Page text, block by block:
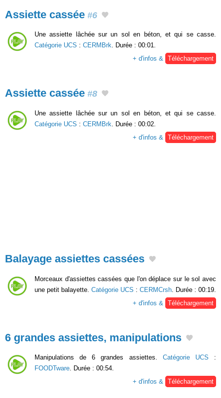
Assiette cassée #6
Une assiette lâchée sur un sol en béton, et qui se casse.
Catégorie UCS : CERMBrk. Durée : 00:01.
+ d'infos & Téléchargement
Assiette cassée #8
Une assiette lâchée sur un sol en béton, et qui se casse.
Catégorie UCS : CERMBrk. Durée : 00:02.
+ d'infos & Téléchargement
Balayage assiettes cassées
Morceaux d'assiettes cassées que l'on déplace sur le sol avec
une petit balayette. Catégorie UCS : CERMCrsh . Durée : 00:19.
+ d'infos &
Téléchargement
6 grandes assiettes, manipulations
Manipulations de 6 grandes assiettes. Catégorie UCS :
FOODTware. Durée : 00:54.
+ d'infos & Téléchargement